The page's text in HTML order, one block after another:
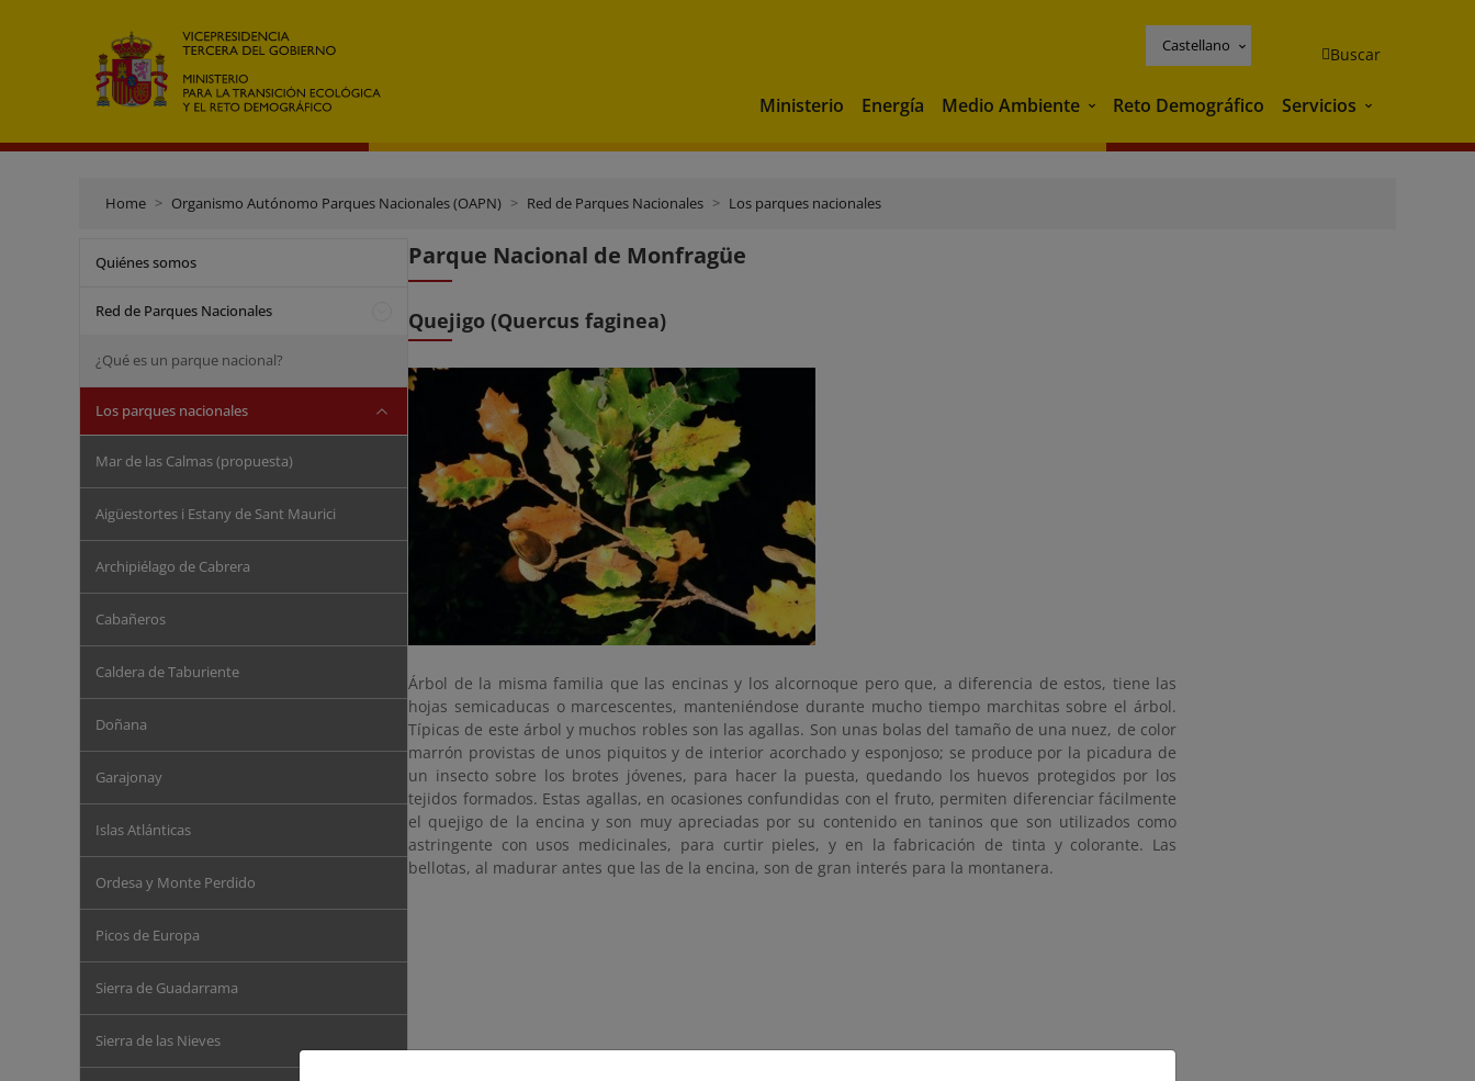
Castellano Buscar
Ministerio Energía Medio Ambiente Medio Ambiente
Reto Demográfico Servicios Servicios
Home Organismo Autónomo Parques Nacionales (OAPN) Red de Parques Nacionales Los parques nacionales
Quiénes somos
Red de Parques Nacionales
¿Qué es un parque nacional?
Los parques nacionales
Mar de las Calmas (propuesta)
Aigüestortes i Estany de Sant Maurici
Archipiélago de Cabrera
Cabañeros
Caldera de Taburiente
Doñana
Garajonay
Islas Atlánticas
Ordesa y Monte Perdido
Picos de Europa
Sierra de Guadarrama
Sierra de las Nieves
Parque Nacional de Monfragüe
Quejigo (Quercus faginea)
Árbol de la misma familia que las encinas y los alcornoque pero que, a diferencia de estos, tiene las
hojas semicaducas o marcescentes, manteniéndose durante mucho tiempo marchitas sobre el árbol.
Típicas de este árbol y muchos robles son las agallas. Son unas bolas del tamaño de una nuez, de color
marrón provistas de unos piquitos y de interior acorchado y esponjoso; se produce por la picadura de
un insecto sobre los brotes jóvenes, para hacer la puesta, quedando los huevos protegidos por los
tejidos formados. Estas agallas, en ocasiones confundidas con el fruto, permiten diferenciar fácilmente
el quejigo de la encina y son muy apreciadas por su contenido en taninos que son utilizados como
astringente con usos medicinales, para curtir pieles, y en la fabricación de tinta y colorante. Las
bellotas, al madurar antes que las de la encina, son de gran interés para la montanera.